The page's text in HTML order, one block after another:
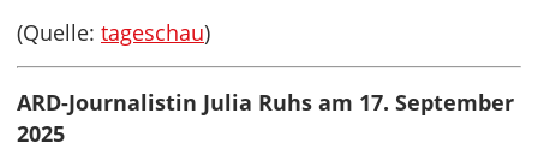
(Quelle: tageschau)
ARD-Journalistin Julia Ruhs am 17. September
2025